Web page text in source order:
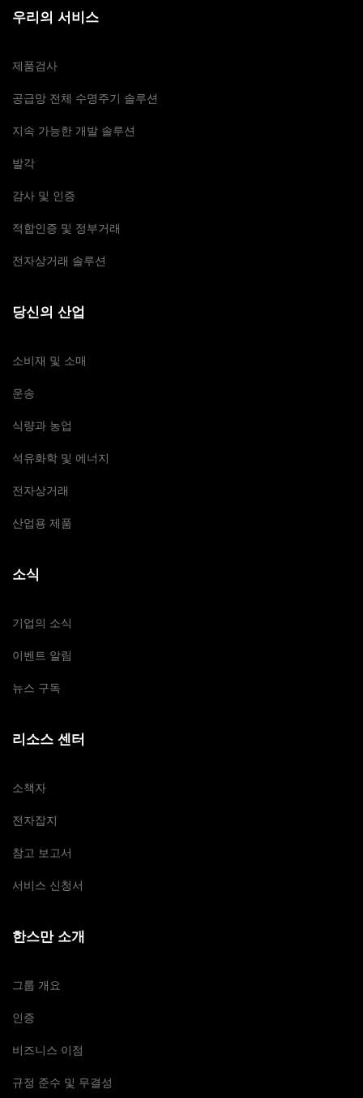
우리의 서비스
제품검사
공급망 전체 수명주기 솔루션
지속 가능한 개발 솔루션
발각
감사 및 인증
적합인증 및 정부거래
전자상거래 솔루션
당신의 산업
소비재 및 소매
운송
식량과 농업
석유화학 및 에너지
전자상거래
산업용 제품
소식
기업의 소식
이벤트 알림
뉴스 구독
리소스 센터
소책자
전자잡지
참고 보고서
서비스 신청서
한스만 소개
그룹 개요
인증
비즈니스 이점
규정 준수 및 무결성